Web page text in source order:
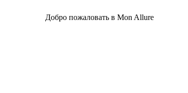
Добро пожаловать в Mon Allure